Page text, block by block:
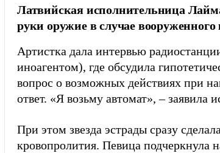
Латвийская исполнительница
руки оружие в случае
Артистка дала интервью
иноагентом), где обсудила
вопрос о возможных действиях при
ответ. «Я возьму автомат», – заявила
При этом звезда эстрады сразу
кровопролития. Певица